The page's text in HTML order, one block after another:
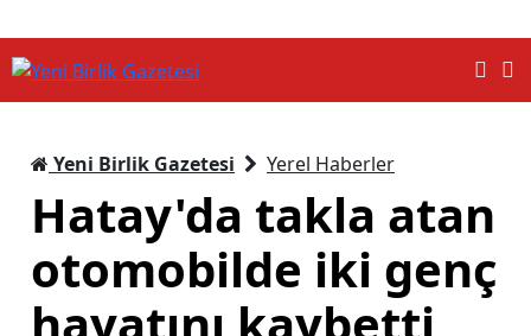
Yeni Birlik Gazetesi Yerel Haberler
Hatay'da takla atan
otomobilde iki genç